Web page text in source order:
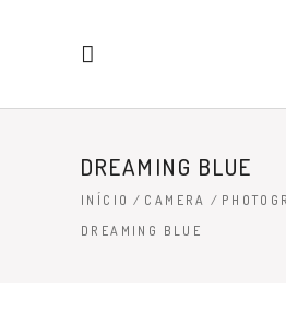
DREAMING BLUE
INÍCIO / CAMERA /
DREAMING BLUE